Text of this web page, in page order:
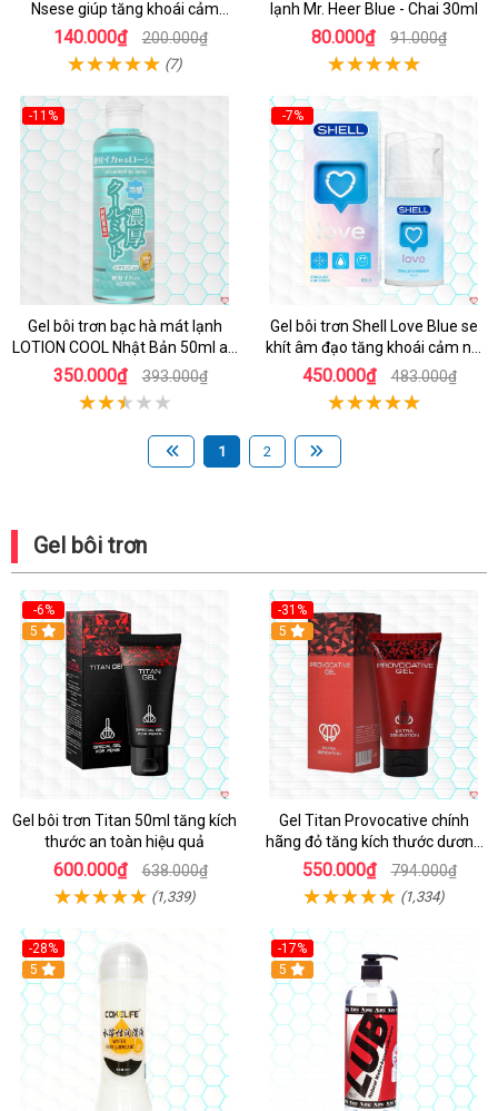
Nsese giúp tăng khoái cảm
nhanh
140.000₫ 200.000₫
(7)
lạnh Mr. Heer Blue - Chai 30ml
80.000₫ 91.000₫
-11%
Gel bôi trơn bạc hà mát lạnh
LOTION COOL Nhật Bản 50ml an
toàn hiệu quả
350.000₫ 393.000₫
-7%
Gel bôi trơn Shell Love Blue se
khít âm đạo tăng khoái cảm nữ
50ml
450.000₫ 483.000₫
1 2
Gel bôi trơn
-6%
Hot
5
Gel bôi trơn Titan 50ml tăng kích
thước an toàn hiệu quả
600.000₫ 638.000₫
(1,339)
-31%
Hot
5
Gel Titan Provocative chính
hãng đỏ tăng kích thước dương
vật cho Nam 50ml
550.000₫ 794.000₫
(1,334)
-28%
Hot
5
-17%
Hot
5